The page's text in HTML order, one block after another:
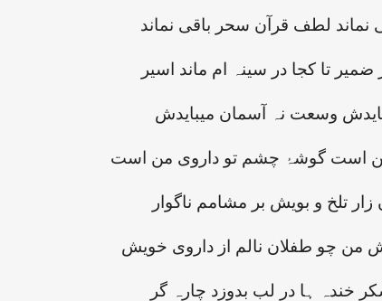
لطف قرآن سحر باقی نماند
تا کجا در سینہ ام ماند اسیر
وسعت نہ آسمان میبایدش
تن است گوشۂ چشم تو داروی من است
زار تلخ و بویش بر مشامم ناگوار
من چو طفلان نالم از داروی خویش
خندہ ہا در لب بدوزد چارہ گر